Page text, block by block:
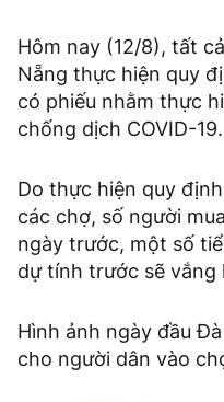
Hôm nay (12/8), tất
Nẵng thực hiện quy
có phiếu nhằm thực
chống dịch COVID-19.
Do thực hiện quy
các chợ, số người
ngày trước, một số
dự tính trước sẽ vắng
Hình ảnh ngày đầu
cho người dân vào